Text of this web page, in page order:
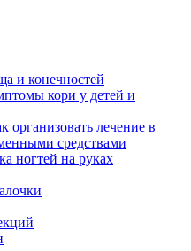
и конечностей
кори у детей и
организовать лечение в
средствами
ногтей на руках